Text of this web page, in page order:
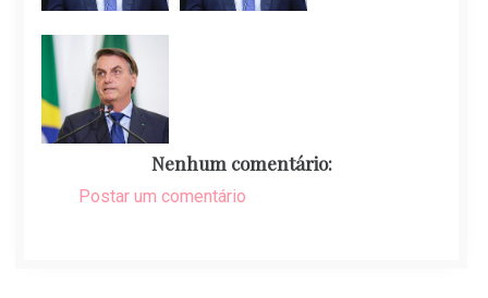
Nenhum comentário:
Postar um comentário